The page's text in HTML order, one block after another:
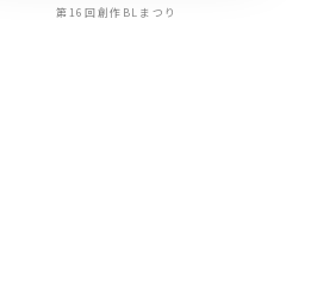
第16回創作BLまつり